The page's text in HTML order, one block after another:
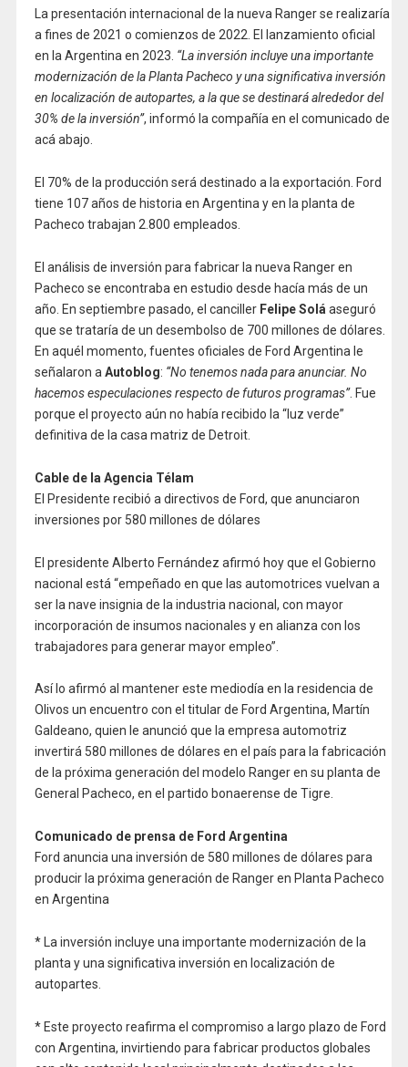
La presentación internacional de la nueva Ranger se realizaría
a fines de 2021 o comienzos de 2022. El lanzamiento oficial
en la Argentina en 2023. “La inversión incluye una importante
modernización de la Planta Pacheco y una significativa inversión
en localización de autopartes, a la que se destinará alrededor del
30% de la inversión”, informó la compañía en el comunicado de
acá abajo.
El 70% de la producción será destinado a la exportación. Ford
tiene 107 años de historia en Argentina y en la planta de
Pacheco trabajan 2.800 empleados.
El análisis de inversión para fabricar la nueva Ranger en
Pacheco se encontraba en estudio desde hacía más de un
año. En septiembre pasado, el canciller Felipe Solá aseguró
que se trataría de un desembolso de 700 millones de dólares.
En aquél momento, fuentes oficiales de Ford Argentina le
señalaron a Autoblog: “No tenemos nada para anunciar. No
hacemos especulaciones respecto de futuros programas”. Fue
porque el proyecto aún no había recibido la “luz verde”
definitiva de la casa matriz de Detroit.
Cable de la Agencia Télam
El Presidente recibió a directivos de Ford, que anunciaron
inversiones por 580 millones de dólares
El presidente Alberto Fernández afirmó hoy que el Gobierno
nacional está “empeñado en que las automotrices vuelvan a
ser la nave insignia de la industria nacional, con mayor
incorporación de insumos nacionales y en alianza con los
trabajadores para generar mayor empleo”.
Así lo afirmó al mantener este mediodía en la residencia de
Olivos un encuentro con el titular de Ford Argentina, Martín
Galdeano, quien le anunció que la empresa automotriz
invertirá 580 millones de dólares en el país para la fabricación
de la próxima generación del modelo Ranger en su planta de
General Pacheco, en el partido bonaerense de Tigre.
Comunicado de prensa de Ford Argentina
Ford anuncia una inversión de 580 millones de dólares para
producir la próxima generación de Ranger en Planta Pacheco
en Argentina
* La inversión incluye una importante modernización de la
planta y una significativa inversión en localización de
autopartes.
* Este proyecto reafirma el compromiso a largo plazo de Ford
con Argentina, invirtiendo para fabricar productos globales